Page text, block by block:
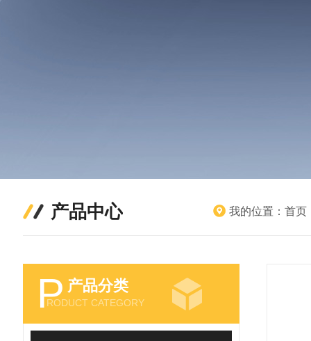
产品中心 我的位置： 首页
P 产品分类
RODUCT CATEGORY